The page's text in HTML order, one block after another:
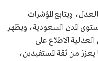
ويتابع المؤشرات
المدن السعودية، ويظهر
العدلية الاطلاع على
يعزز من ثقة المستفيدين،